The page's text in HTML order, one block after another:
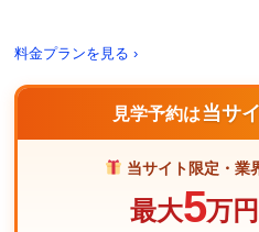
料金プランを見る ›
見学予約は当サ
当サイト限定・業
最大5万円